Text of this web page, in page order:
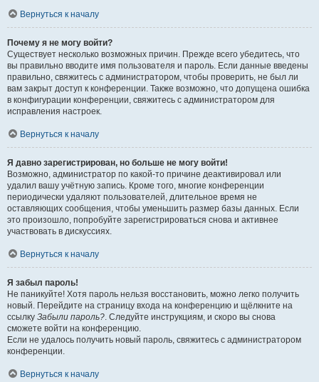
Вернуться к началу
Почему я не могу войти?
Существует несколько возможных причин. Прежде всего убедитесь, что
вы правильно вводите имя пользователя и пароль. Если данные введены
правильно, свяжитесь с администратором, чтобы проверить, не был ли
вам закрыт доступ к конференции. Также возможно, что допущена ошибка
в конфигурации конференции, свяжитесь с администратором для
исправления настроек.
Вернуться к началу
Я давно зарегистрирован, но больше не могу войти!
Возможно, администратор по какой-то причине деактивировал или
удалил вашу учётную запись. Кроме того, многие конференции
периодически удаляют пользователей, длительное время не
оставляющих сообщения, чтобы уменьшить размер базы данных. Если
это произошло, попробуйте зарегистрироваться снова и активнее
участвовать в дискуссиях.
Вернуться к началу
Я забыл пароль!
Не паникуйте! Хотя пароль нельзя восстановить, можно легко получить
новый. Перейдите на страницу входа на конференцию и щёлкните на
ссылку Забыли пароль?. Следуйте инструкциям, и скоро вы снова
сможете войти на конференцию.
Если не удалось получить новый пароль, свяжитесь с администратором
конференции.
Вернуться к началу